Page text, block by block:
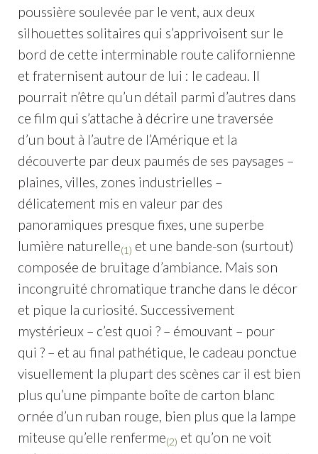
poussière soulevée par le vent, aux deux
silhouettes solitaires qui s’apprivoisent sur le
bord de cette interminable route californienne
et fraternisent autour de lui : le cadeau. Il
pourrait n’être qu’un détail parmi d’autres dans
ce film qui s’attache à décrire une traversée
d’un bout à l’autre de l’Amérique et la
découverte par deux paumés de ses paysages –
plaines, villes, zones industrielles –
délicatement mis en valeur par des
panoramiques presque fixes, une superbe
lumière naturelle(1) et une bande-son (surtout)
composée de bruitage d’ambiance. Mais son
incongruité chromatique tranche dans le décor
et pique la curiosité. Successivement
mystérieux – c’est quoi ? – émouvant – pour
qui ? – et au final pathétique, le cadeau ponctue
visuellement la plupart des scènes car il est bien
plus qu’une pimpante boîte de carton blanc
ornée d’un ruban rouge, bien plus que la lampe
miteuse qu’elle renferme(2) et qu’on ne voit